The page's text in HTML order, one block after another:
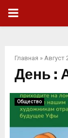
ОСНОВНОЕ
Главная » Август
День :
Общество